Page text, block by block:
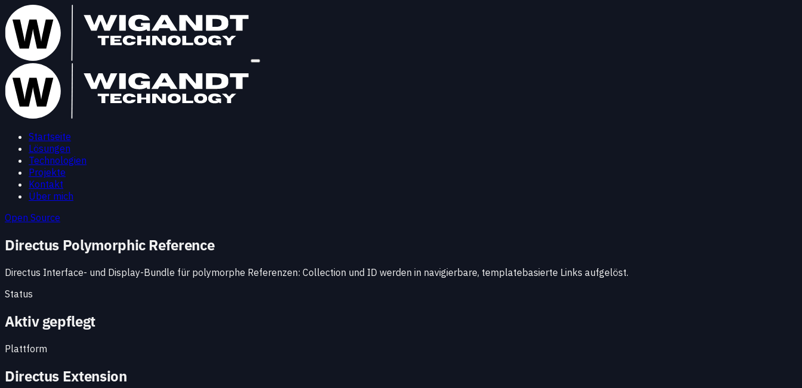
Startseite
Lösungen
Technologien
Projekte
Kontakt
Über mich
Open Source
Directus Polymorphic Reference
Directus Interface- und Display-Bundle für polymorphe Referenzen: Collection und ID werden in navigierbare, templatebasierte Links aufgelöst.
Status
Aktiv gepflegt
Plattform
Directus Extension